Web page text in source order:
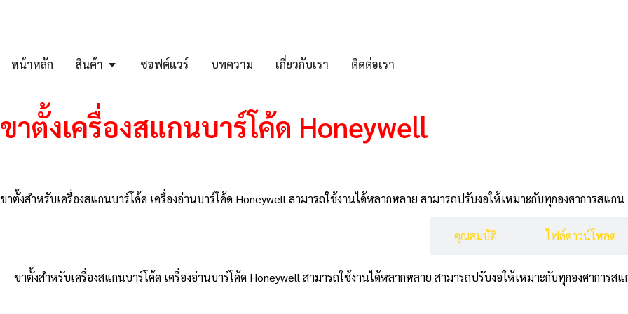
หน้าหลัก สินค้า ซอฟต์แวร์ บทความ เกี่ยวกับเรา ติดต่อเรา
ขาตั้งเครื่องสแกนบาร์โค้ด Honeywell
ขาตั้งสำหรับเครื่องสแกนบาร์โค้ด เครื่องอ่านบาร์โค้ด Honeywell สามารถใช้งานได้หลากหลาย สามารถปรับงอให้เหมาะกับทุกองศาการสแกน
คุณสมบัติ ไฟล์ดาวน์โหลด
ขาตั้งสำหรับเครื่องสแกนบาร์โค้ด เครื่องอ่านบาร์โค้ด Honeywell สามารถใช้งานได้หลากหลาย สามารถปรับงอให้เหมาะกับทุกองศาการส